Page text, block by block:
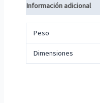
Información adicional
Peso
Dimensiones